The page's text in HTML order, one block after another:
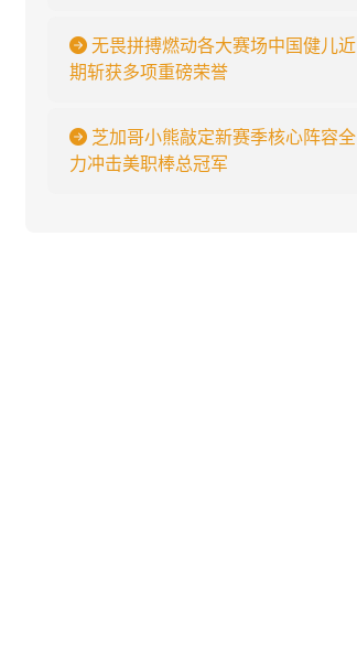
无畏拼搏燃动各大赛场中国健儿近
期斩获多项重磅荣誉
芝加哥小熊敲定新赛季核心阵容全
力冲击美职棒总冠军